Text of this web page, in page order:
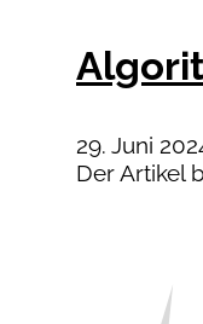
29. Juni
Der Artikel